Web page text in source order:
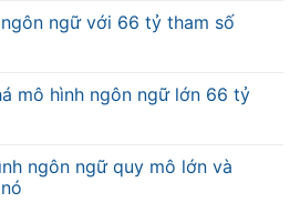
ngữ với 66 tỷ tham số
mô hình ngôn ngữ lớn 66 tỷ
ngôn ngữ quy mô lớn và